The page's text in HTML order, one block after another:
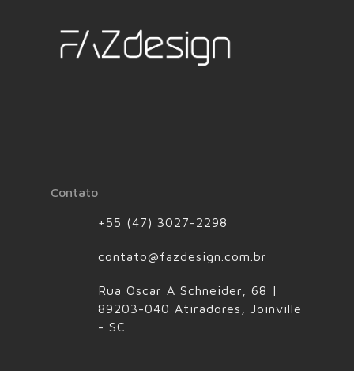
Contato
+55 (47) 3027-2298
contato@fazdesign.com.br
Rua Oscar A Schneider, 68 |
89203-040 Atiradores, Joinville
- SC